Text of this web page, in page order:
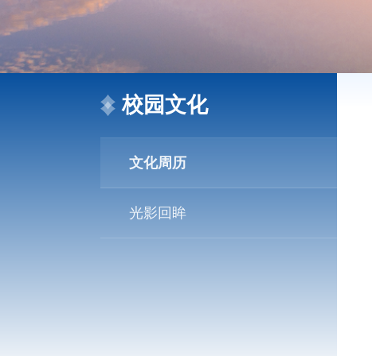
校园文化
文化周历
光影回眸